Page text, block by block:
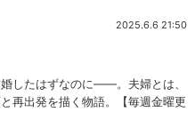
2025.6.6 21:50
したはずなのに――。夫婦とは、
再出発を描く物語。【毎週金曜更